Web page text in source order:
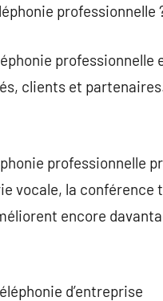
professionnelle
clients et
professionnelle
vocale, la conférence
encore
d’entreprise